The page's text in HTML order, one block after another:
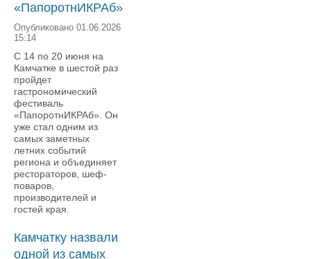
«ПапоротнИКРАб»
Опубликовано 01.06.2026
15:14
С 14 по 20 июня на
Камчатке в шестой раз
пройдет
гастрономический
фестиваль
«ПапоротнИКРАб». Он
уже стал одним из
самых заметных
летних событий
региона и объединяет
рестораторов, шеф-
поваров,
производителей и
гостей края.
Камчатку назвали
одной из самых